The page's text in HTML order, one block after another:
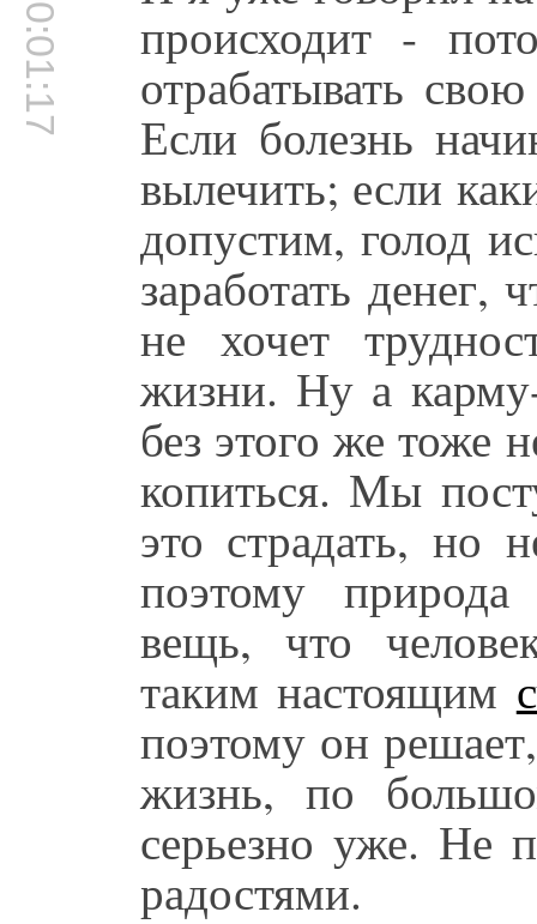
00:01:17 происходит -
отрабатывать
Если болезнь
вылечить; если
допустим, голод
заработать
не хочет
жизни. Ну а
без этого же тоже
копиться. Мы
это страдать, но
поэтому
вещь, что
таким настоящим
поэтому он
жизнь, по
серьезно уже. Не
радостями.